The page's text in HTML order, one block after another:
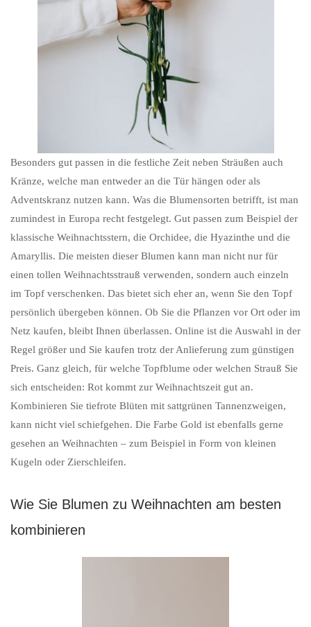
Besonders gut passen in die festliche Zeit neben Sträußen auch
Kränze, welche man entweder an die Tür hängen oder als
Adventskranz nutzen kann. Was die Blumensorten betrifft, ist man
zumindest in Europa recht festgelegt. Gut passen zum Beispiel der
klassische Weihnachtsstern, die Orchidee, die Hyazinthe und die
Amaryllis. Die meisten dieser Blumen kann man nicht nur für
einen tollen Weihnachtsstrauß verwenden, sondern auch einzeln
im Topf verschenken. Das bietet sich eher an, wenn Sie den Topf
persönlich übergeben können. Ob Sie die Pflanzen vor Ort oder im
Netz kaufen, bleibt Ihnen überlassen. Online ist die Auswahl in der
Regel größer und Sie kaufen trotz der Anlieferung zum günstigen
Preis. Ganz gleich, für welche Topfblume oder welchen Strauß Sie
sich entscheiden: Rot kommt zur Weihnachtszeit gut an.
Kombinieren Sie tiefrote Blüten mit sattgrünen Tannenzweigen,
kann nicht viel schiefgehen. Die Farbe Gold ist ebenfalls gerne
gesehen an Weihnachten – zum Beispiel in Form von kleinen
Kugeln oder Zierschleifen.
Wie Sie Blumen zu Weihnachten am besten
kombinieren